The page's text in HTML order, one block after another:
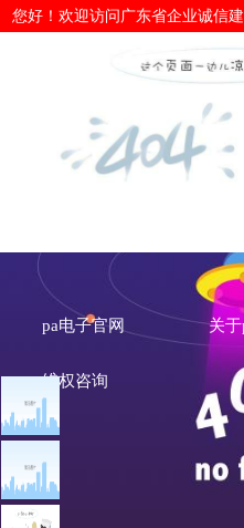
您好！欢迎访问广东省企业诚信
第三届广东诚
pa电子官网 关于
维权咨询
文章点击排行
重大突发公共卫生事件一
2020广东省守合同重信用企